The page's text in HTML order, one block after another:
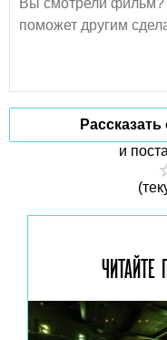
и
ЧИТАЙТЕ